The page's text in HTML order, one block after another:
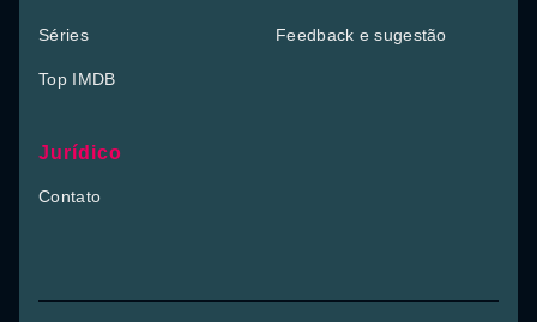
Séries
Top IMDB
Feedback e sugestão
Jurídico
Contato